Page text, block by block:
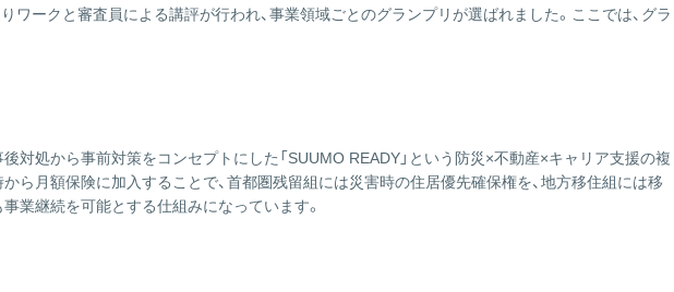
ークと審査員による講評が行われ、事業領域ごとのグランプリが選ばれました。ここでは、グラ
処から事前対策をコンセプトにした「SUUMO READY」という防災×不動産×キャリア支援の複
月額保険に加入することで、首都圏残留組には災害時の住居優先確保権を、地方移住組には移
業継続を可能とする仕組みになっています。